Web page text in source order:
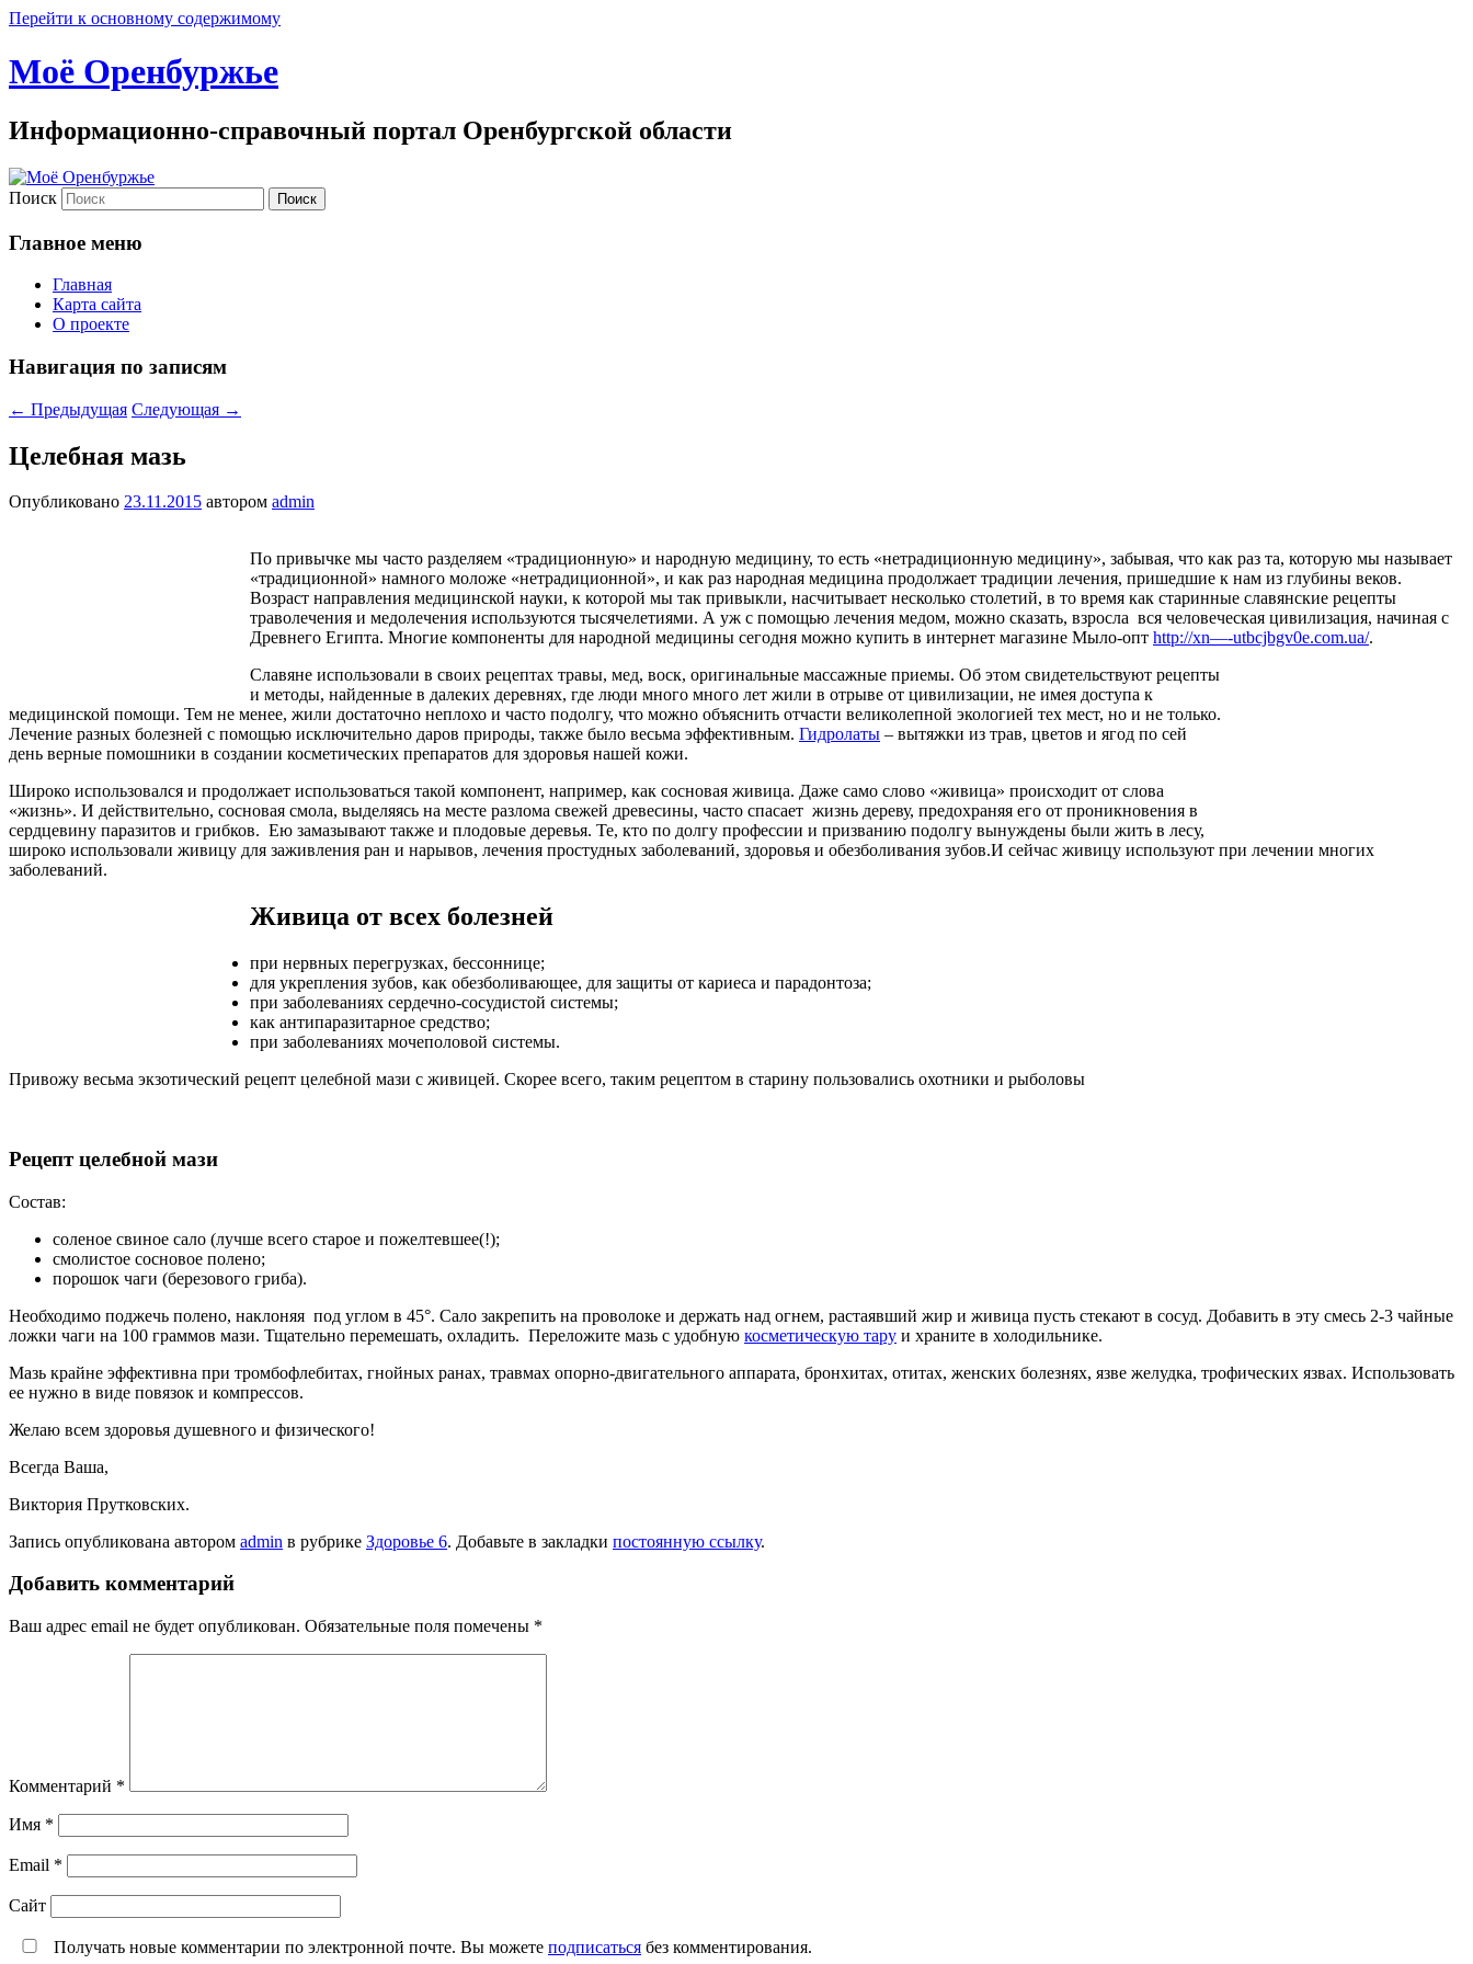
Перейти к основному содержимому
Моё Оренбуржье
Информационно-справочный портал Оренбургской области
Поиск
Главное меню
Главная
Карта сайта
О проекте
Навигация по записям
← Предыдущая Следующая →
Целебная мазь
Опубликовано 23.11.2015 автором admin
По привычке мы часто разделяем «традиционную» и народную медицину, то есть «нетрадиционную медицину», забывая, что как раз та, которую мы называет
«традиционной» намного моложе «нетрадиционной», и как раз народная медицина продолжает традиции лечения, пришедшие к нам из глубины веков.
Возраст направления медицинской науки, к которой мы так привыкли, насчитывает несколько столетий, в то время как старинные славянские рецепты
траволечения и медолечения используются тысячелетиями. А уж с помощью лечения медом, можно сказать, взросла вся человеческая цивилизация, начиная с
Древнего Египта. Многие компоненты для народной медицины сегодня можно купить в интернет магазине Мыло-опт http://xn—-utbcjbgv0e.com.ua/.
Славяне использовали в своих рецептах травы, мед, воск, оригинальные массажные приемы. Об этом свидетельствуют рецепты
и методы, найденные в далеких деревнях, где люди много много лет жили в отрыве от цивилизации, не имея доступа к
медицинской помощи. Тем не менее, жили достаточно неплохо и часто подолгу, что можно объяснить отчасти великолепной экологией тех мест, но и не только.
Лечение разных болезней с помощью исключительно даров природы, также было весьма эффективным. Гидролаты – вытяжки из трав, цветов и ягод по сей
день верные помошники в создании косметических препаратов для здоровья нашей кожи.
Широко использовался и продолжает использоваться такой компонент, например, как сосновая живица. Даже само слово «живица» происходит от слова
«жизнь». И действительно, сосновая смола, выделяясь на месте разлома свежей древесины, часто спасает жизнь дереву, предохраняя его от проникновения в
сердцевину паразитов и грибков. Ею замазывают также и плодовые деревья. Те, кто по долгу профессии и призванию подолгу вынуждены были жить в лесу,
широко использовали живицу для заживления ран и нарывов, лечения простудных заболеваний, здоровья и обезболивания зубов.И сейчас живицу используют при лечении многих
заболеваний.
Живица от всех болезней
при нервных перегрузках, бессоннице;
для укрепления зубов, как обезболивающее, для защиты от кариеса и парадонтоза;
при заболеваниях сердечно-сосудистой системы;
как антипаразитарное средство;
при заболеваниях мочеполовой системы.
Привожу весьма экзотический рецепт целебной мази с живицей. Скорее всего, таким рецептом в старину пользовались охотники и рыболовы
Рецепт целебной мази
Состав:
соленое свиное сало (лучше всего старое и пожелтевшее(!);
смолистое сосновое полено;
порошок чаги (березового гриба).
Необходимо поджечь полено, наклоняя под углом в 45°. Сало закрепить на проволоке и держать над огнем, растаявший жир и живица пусть стекают в сосуд. Добавить в эту смесь 2-3 чайные
ложки чаги на 100 граммов мази. Тщательно перемешать, охладить. Переложите мазь с удобную косметическую тару и храните в холодильнике.
Мазь крайне эффективна при тромбофлебитах, гнойных ранах, травмах опорно-двигательного аппарата, бронхитах, отитах, женских болезнях, язве желудка, трофических язвах. Использовать
ее нужно в виде повязок и компрессов.
Желаю всем здоровья душевного и физического!
Всегда Ваша,
Виктория Прутковских.
Запись опубликована автором admin в рубрике Здоровье 6. Добавьте в закладки постоянную ссылку.
Добавить комментарий
Ваш адрес email не будет опубликован. Обязательные поля помечены *
Комментарий *
Имя *
Email *
Сайт
Получать новые комментарии по электронной почте. Вы можете подписаться без комментирования.